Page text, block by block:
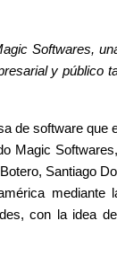
Softwares,
y público
de software que
Magic
Santiago
con la idea